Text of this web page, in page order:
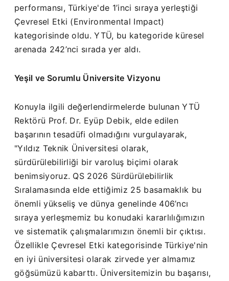
performansı, Türkiye'de 1’inci sıraya yerleştiği
Çevresel Etki (Environmental Impact)
kategorisinde oldu. YTÜ, bu kategoride küresel
arenada 242’nci sırada yer aldı.
Yeşil ve Sorumlu Üniversite Vizyonu
Konuyla ilgili değerlendirmelerde bulunan YTÜ
Rektörü Prof. Dr. Eyüp Debik, elde edilen
başarının tesadüfi olmadığını vurgulayarak,
"Yıldız Teknik Üniversitesi olarak,
sürdürülebilirliği bir varoluş biçimi olarak
benimsiyoruz. QS 2026 Sürdürülebilirlik
Sıralamasında elde ettiğimiz 25 basamaklık bu
önemli yükseliş ve dünya genelinde 406’ncı
sıraya yerleşmemiz bu konudaki kararlılığımızın
ve sistematik çalışmalarımızın önemli bir çıktısı.
Özellikle Çevresel Etki kategorisinde Türkiye'nin
en iyi üniversitesi olarak zirvede yer almamız
göğsümüzü kabarttı. Üniversitemizin bu başarısı,